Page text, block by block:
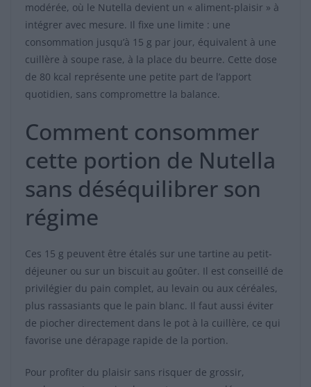
modérée, où le Nutella devient un « aliment-plaisir » à
intégrer avec mesure. Il fixe une limite : une
consommation jusqu’à 15 g par jour, équivalent à une
cuillère à soupe rase, à la place du beurre. Cette dose
de 80 kcal représente une petite part de l’apport
quotidien, sans compromettre la balance.
Comment consommer
cette portion de Nutella
sans déséquilibrer son
régime
Ces 15 g peuvent être étalés sur une tartine au petit-
déjeuner ou sur un biscuit au goûter. Il est conseillé de
privilégier du pain complet, au levain ou aux céréales,
plus rassasiants que le pain blanc. Il faut aussi éviter
de piocher directement dans le pot à la cuillère, ce qui
favorise une dérapage rapide de la portion.
Pour profiter du plaisir sans risquer de grossir,